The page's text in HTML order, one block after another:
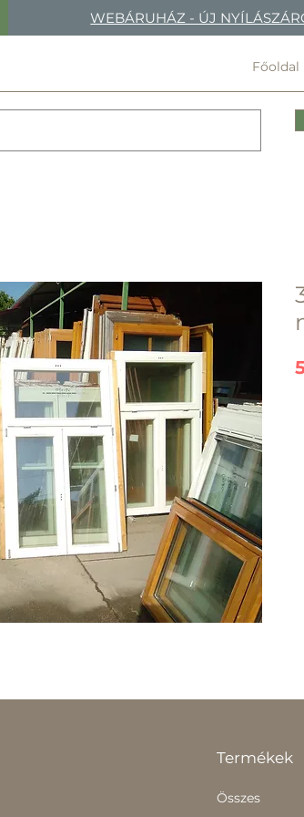
WEBÁRUHÁZ - ÚJ
Főoldal
Termékek
Összes